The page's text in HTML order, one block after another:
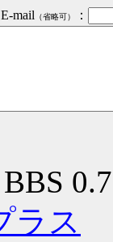
E-mail （省略可） ：
ラス